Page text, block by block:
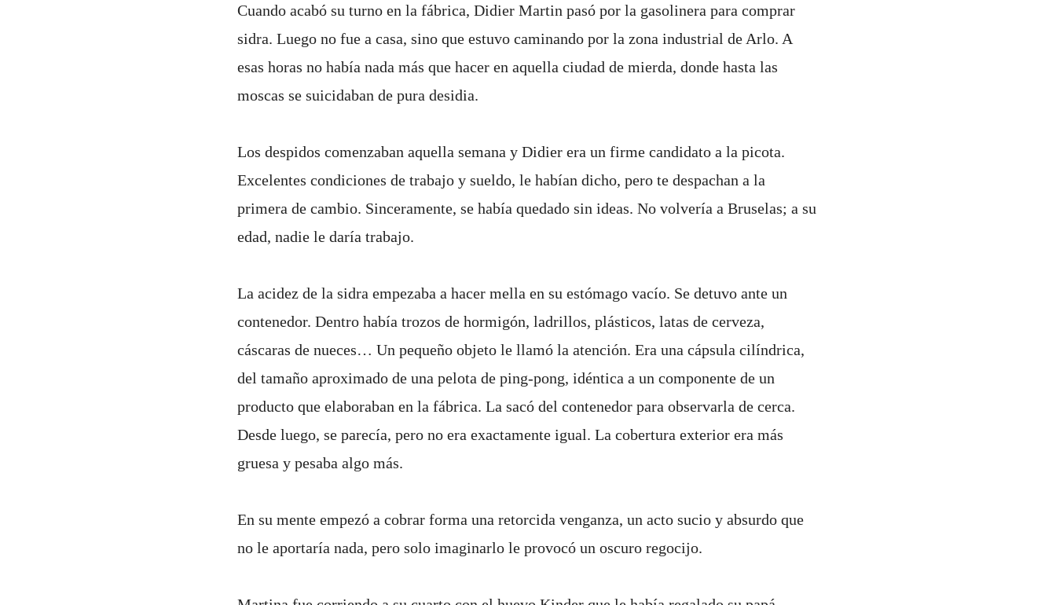
Cuando acabó su turno en la fábrica, Didier Martin pasó por la gasolinera para comprar
sidra. Luego no fue a casa, sino que estuvo caminando por la zona industrial de Arlo. A
esas horas no había nada más que hacer en aquella ciudad de mierda, donde hasta las
moscas se suicidaban de pura desidia.
Los despidos comenzaban aquella semana y Didier era un firme candidato a la picota.
Excelentes condiciones de trabajo y sueldo, le habían dicho, pero te despachan a la
primera de cambio. Sinceramente, se había quedado sin ideas. No volvería a Bruselas; a su
edad, nadie le daría trabajo.
La acidez de la sidra empezaba a hacer mella en su estómago vacío. Se detuvo ante un
contenedor. Dentro había trozos de hormigón, ladrillos, plásticos, latas de cerveza,
cáscaras de nueces… Un pequeño objeto le llamó la atención. Era una cápsula cilíndrica,
del tamaño aproximado de una pelota de ping-pong, idéntica a un componente de un
producto que elaboraban en la fábrica. La sacó del contenedor para observarla de cerca.
Desde luego, se parecía, pero no era exactamente igual. La cobertura exterior era más
gruesa y pesaba algo más.
En su mente empezó a cobrar forma una retorcida venganza, un acto sucio y absurdo que
no le aportaría nada, pero solo imaginarlo le provocó un oscuro regocijo.